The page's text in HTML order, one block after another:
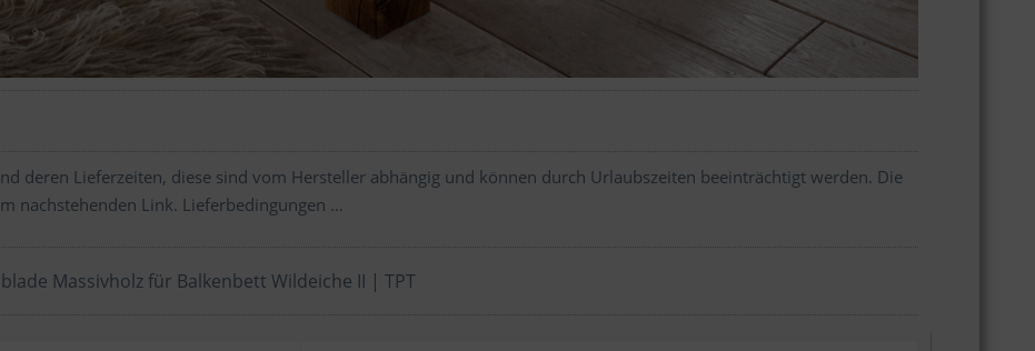
deren Lieferzeiten, diese sind vom Hersteller abhängig und können durch Urlaubszeiten beeinträchtigt werden. Die
nachstehenden Link. Lieferbedingungen …
Massivholz für Balkenbett Wildeiche II | TPT